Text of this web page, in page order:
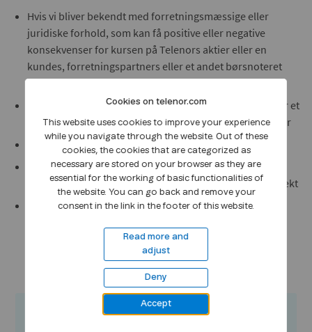
Hvis vi bliver bekendt med forretningsmæssige eller
juridiske forhold, som kan få positive eller negative
konsekvenser for kursen på Telenors aktier eller en
kundes, forretningspartners eller et andet børsnoteret
selskabs kurs
Hvis vi oplever, at nogen foreslår, at vi køber eller sælger et
værdipapir baseret på vigtige ikke-offentlige oplysninger
Hvis vi får at vide, at vi står på en insiderliste
Hvis vi deltager i et projekt om fusion eller
virksomhedsoverdragelse eller et vigtigt strategisk projekt
Hvis dit Telenor-selskab er børsnoteret
Cookies on telenor.com
This website uses cookies to improve your experience
while you navigate through the website. Out of these
cookies, the cookies that are categorized as
necessary are stored on your browser as they are
essential for the working of basic functionalities of
the website. You can go back and remove your
consent in the link in the footer of this website.
Read more and
adjust
Deny
Accept